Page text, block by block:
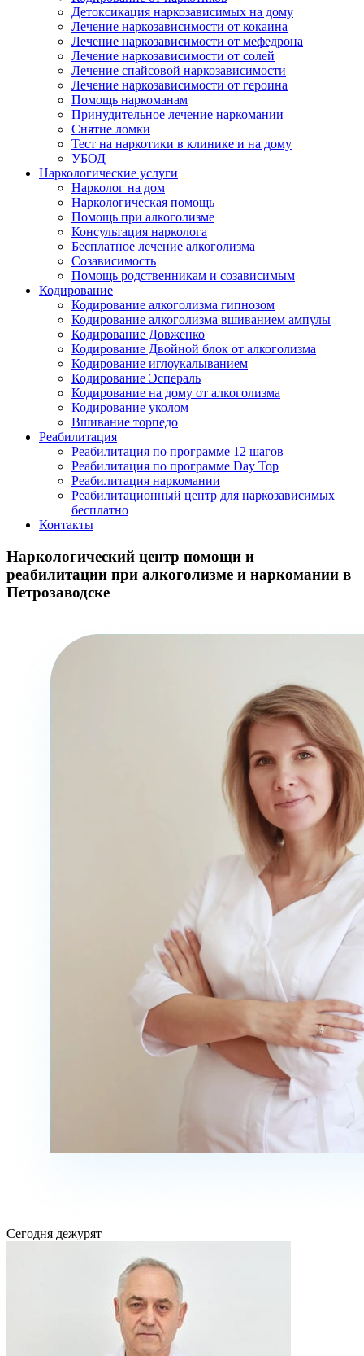
Детоксикация наркозависимых на дому
Лечение наркозависимости от кокаина
Лечение наркозависимости от мефедрона
Лечение наркозависимости от солей
Лечение спайсовой наркозависимости
Лечение наркозависимости от героина
Помощь наркоманам
Принудительное лечение наркомании
Снятие ломки
Тест на наркотики в клинике и на дому
УБОД
Наркологические услуги
Нарколог на дом
Наркологическая помощь
Помощь при алкоголизме
Консультация нарколога
Бесплатное лечение алкоголизма
Созависимость
Помощь родственникам и созависимым
Кодирование
Кодирование алкоголизма гипнозом
Кодирование алкоголизма вшиванием ампулы
Кодирование Довженко
Кодирование Двойной блок от алкоголизма
Кодирование иглоукалыванием
Кодирование Эспераль
Кодирование на дому от алкоголизма
Кодирование уколом
Вшивание торпедо
Реабилитация
Реабилитация по программе 12 шагов
Реабилитация по программе Day Top
Реабилитация наркомании
Реабилитационный центр для наркозависимых
бесплатно
Контакты
Наркологический центр помощи и
реабилитации при алкоголизме и наркомании в
Петрозаводске
Сегодня дежурят